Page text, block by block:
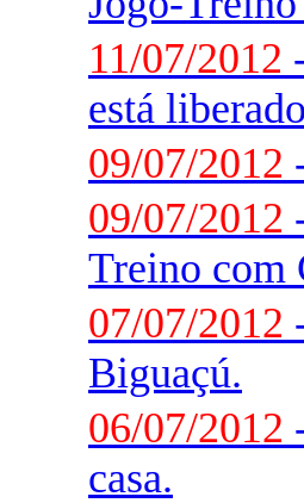
11/07/2012
está
09/07/2012
09/07/2012
Treino com
07/07/2012
Biguaçú.
06/07/2012
casa.